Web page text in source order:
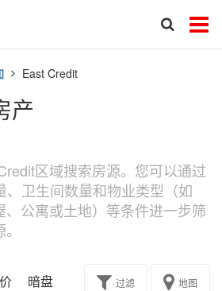
East Credit
产
区域搜索房源。您可以通过
、卫生间数量和物业类型（如
、公寓或土地）等条件进一步筛
暗盘 楼花转让过滤 地图